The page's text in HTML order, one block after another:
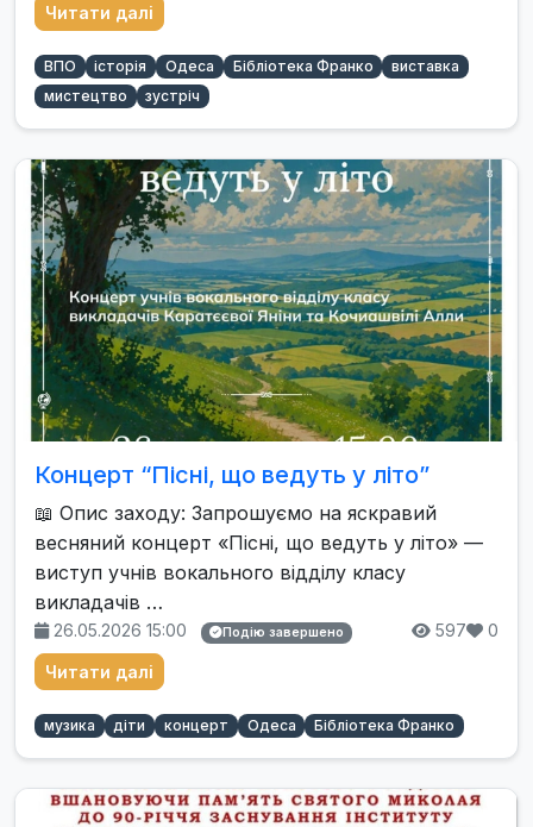
Читати далі
ВПО історія Одеса Бібліотека Франко
виставка
мистецтво
зустріч
Концерт “Пісні, що ведуть у літо”
📖 Опис заходу: Запрошуємо на яскравий
весняний концерт «Пісні, що ведуть у літо» —
виступ учнів вокального відділу класу
викладачів …
26.05.2026 15:00 Подію завершено 597 0
Читати далі
музика діти концерт Одеса Бібліотека Франко